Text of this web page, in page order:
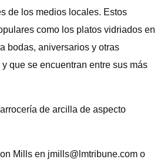
de los medios locales. Estos
como los platos vidriados en
bodas, aniversarios y otras
que se encuentran entre sus más
de arcilla de aspecto
Mills en jmills@lmtribune.com o